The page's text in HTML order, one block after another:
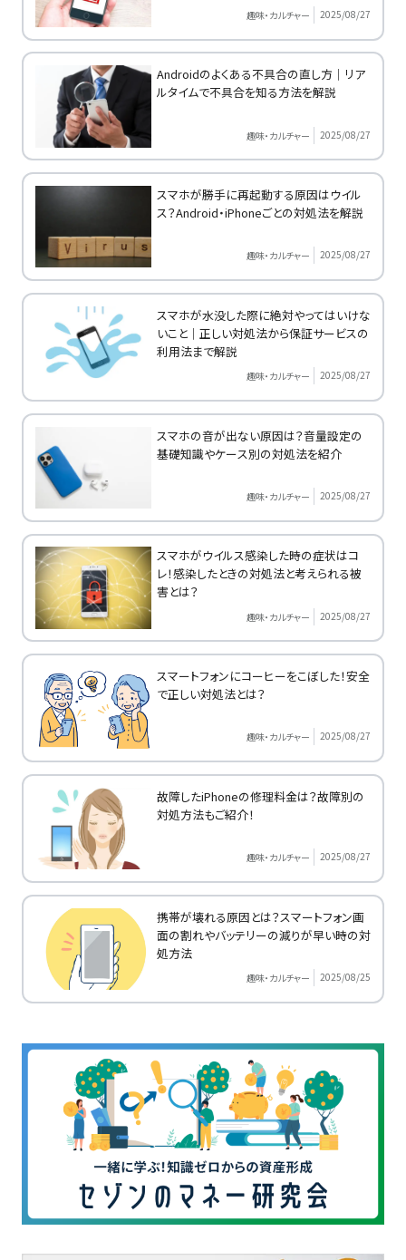
趣味・カルチャー 2025/08/27
Androidのよくある不具合の直し方｜リア
ルタイムで不具合を知る方法を解説
趣味・カルチャー 2025/08/27
スマホが勝手に再起動する原因はウイル
ス？Android・iPhoneごとの対処法を解説
趣味・カルチャー 2025/08/27
スマホが水没した際に絶対やってはいけな
いこと｜正しい対処法から保証サービスの
利用法まで解説
趣味・カルチャー 2025/08/27
スマホの音が出ない原因は？音量設定の
基礎知識やケース別の対処法を紹介
趣味・カルチャー 2025/08/27
スマホがウイルス感染した時の症状はコ
レ！感染したときの対処法と考えられる被
害とは？
趣味・カルチャー 2025/08/27
スマートフォンにコーヒーをこぼした！安全
で正しい対処法とは？
趣味・カルチャー 2025/08/27
故障したiPhoneの修理料金は？故障別の
対処方法もご紹介！
趣味・カルチャー 2025/08/27
携帯が壊れる原因とは？スマートフォン画
面の割れやバッテリーの減りが早い時の対
処方法
趣味・カルチャー 2025/08/25